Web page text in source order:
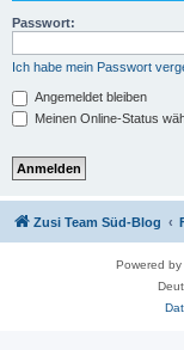
Passwort:
Ich habe mein Passwort
Angemeldet bleiben
Meinen Online-Status
Zusi Team Süd-Blog
Powered by